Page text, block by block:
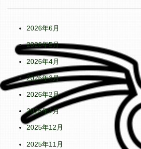
2026年6月
2026年5月
2026年4月
2026年3月
2026年2月
2026年1月
2025年12月
2025年11月